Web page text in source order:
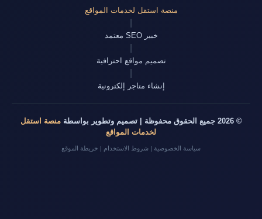
منصة استقل لخدمات المواقع
خبير SEO معتمد
تصميم مواقع احترافية
إنشاء متاجر إلكترونية
© 2026 جميع الحقوق محفوظة | تصميم وتطوير بواسطة
منصة استقل
لخدمات المواقع
سياسة الخصوصية | شروط الاستخدام | خريطة الموقع